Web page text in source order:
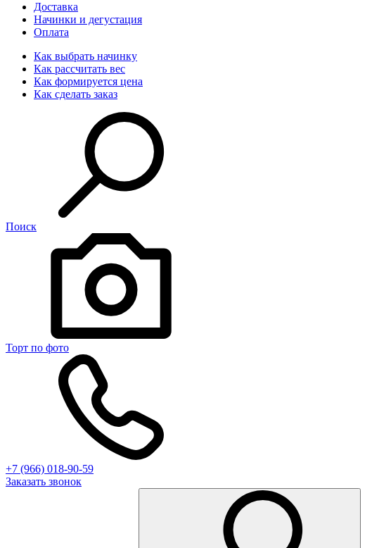
Доставка
Начинки и дегустация
Оплата
Как выбрать начинку
Как рассчитать вес
Как формируется цена
Как сделать заказ
Поиск
Торт по фото
+7 (966) 018-90-59
Заказать звонок